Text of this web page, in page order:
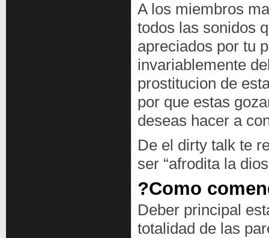
A los miembros
todos las sonidos
apreciados por tu
invariablemente
prostitucion de
por que estas
deseas hacer a
De el dirty talk te
ser “afrodita la
?Como
Deber principal
totalidad de las